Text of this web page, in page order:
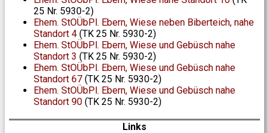
25 Nr. 5930-2)
Ehem. StOÜbPl. Ebern, Wiese neben Biberteich, nahe
Standort 4 (TK 25 Nr. 5930-2)
Ehem. StOÜbPl. Ebern, Wiese und Gebüsch nahe
Standort 3 (TK 25 Nr. 5930-2)
Ehem. StOÜbPl. Ebern, Wiese und Gebüsch nahe
Standort 67 (TK 25 Nr. 5930-2)
Ehem. StOÜbPl. Ebern, Wiese und Gebüsch nahe
Standort 90 (TK 25 Nr. 5930-2)
Links